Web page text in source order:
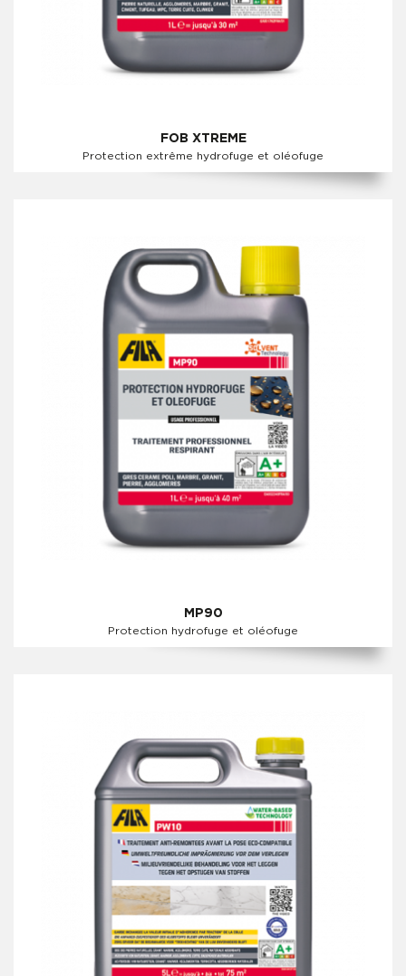
FOB XTREME
Protection extrême hydrofuge et oléofuge
MP90
Protection hydrofuge et oléofuge